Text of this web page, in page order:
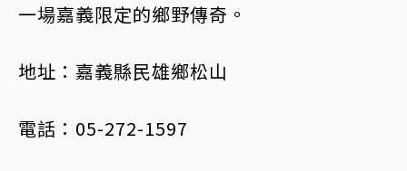
一場嘉義限定的鄉野傳奇。
地址：嘉義縣民雄鄉松山
電話：05-272-1597